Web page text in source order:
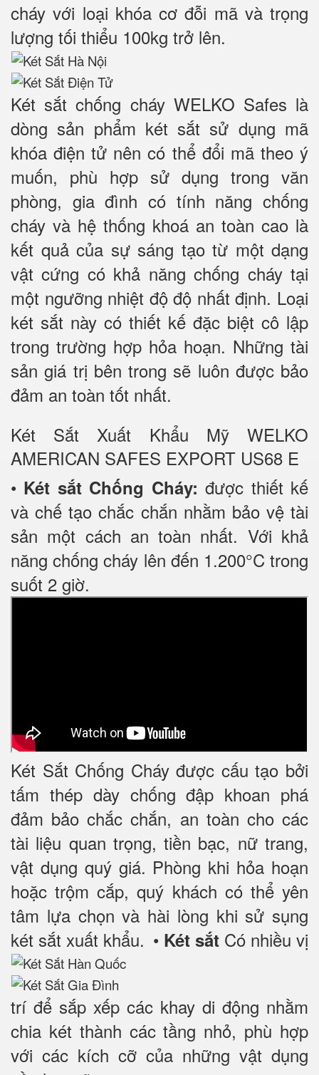
cháy với loại khóa cơ đỗi mã và trọng
lượng tối thiểu 100kg trở lên.
Két sắt chống cháy WELKO Safes là
dòng sản phẩm két sắt sử dụng mã
khóa điện tử nên có thể đổi mã theo ý
muốn, phù hợp sử dụng trong văn
phòng, gia đình có tính năng chống
cháy và hệ thống khoá an toàn cao là
kết quả của sự sáng tạo từ một dạng
vật cứng có khả năng chống cháy tại
một ngưỡng nhiệt độ độ nhất định. Loại
két sắt này có thiết kế đặc biệt cô lập
trong trường hợp hỏa hoạn. Những tài
sản giá trị bên trong sẽ luôn được bảo
đảm an toàn tốt nhất.
Két Sắt Xuất Khẩu Mỹ WELKO
AMERICAN SAFES EXPORT US68 E
• Két sắt Chống Cháy: được thiết kế
và chế tạo chắc chắn nhằm bảo vệ tài
sản một cách an toàn nhất. Với khả
năng chống cháy lên đến 1.200°C trong
suốt 2 giờ.
Két Sắt Chống Cháy được cấu tạo bởi
tấm thép dày chống đập khoan phá
đảm bảo chắc chắn, an toàn cho các
tài liệu quan trọng, tiền bạc, nữ trang,
vật dụng quý giá. Phòng khi hỏa hoạn
hoặc trộm cắp, quý khách có thể yên
tâm lựa chọn và hài lòng khi sử sụng
két sắt xuất khẩu. • Két sắtCó nhiều vị
trí để sắp xếp các khay di động nhằm
chia két thành các tầng nhỏ, phù hợp
với các kích cỡ của những vật dụng